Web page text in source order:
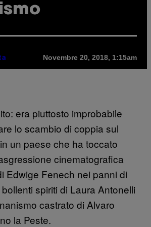
Novembre 20, 2018, 1:15am
era piuttosto improbabile
lo scambio di coppia sul
un paese che ha toccato
cinematografica
Edwige Fenech nei panni di
spiriti di Laura Antonelli
castrato di Alvaro
la Peste.